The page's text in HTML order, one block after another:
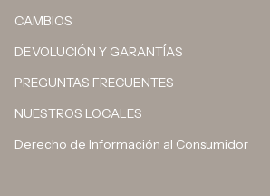
CAMBIOS
DEVOLUCIÓN Y GARANTÍAS
PREGUNTAS FRECUENTES
NUESTROS LOCALES
Derecho de Información al Consumidor